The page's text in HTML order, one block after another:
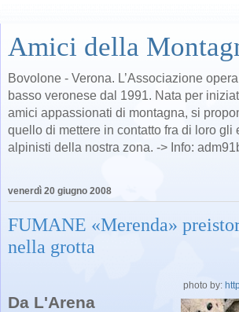
Amici della
Bovolone - Verona. L’Associazione
basso veronese dal 1991. Nata per
amici appassionati di montagna, si
quello di mettere in contatto fra di loro gli
alpinisti della nostra zona. -> Info:
venerdì 20 giugno 2008
FUMANE «Merenda»
nella grotta
photo by:
Da L'Arena